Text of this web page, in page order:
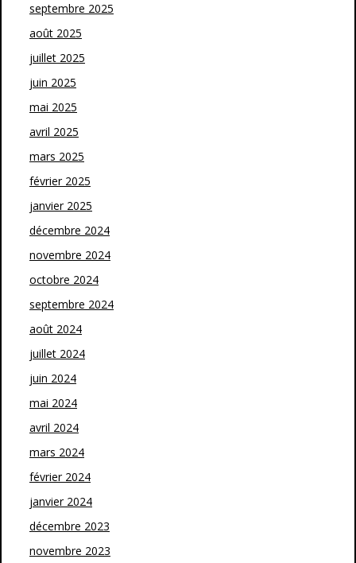
septembre 2025
août 2025
juillet 2025
juin 2025
mai 2025
avril 2025
mars 2025
février 2025
janvier 2025
décembre 2024
novembre 2024
octobre 2024
septembre 2024
août 2024
juillet 2024
juin 2024
mai 2024
avril 2024
mars 2024
février 2024
janvier 2024
décembre 2023
novembre 2023